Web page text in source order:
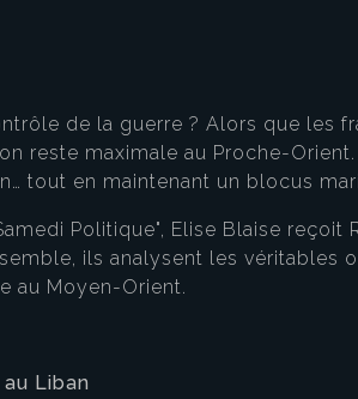
de la guerre ? Alors que les
reste maximale au Proche-
tout en maintenant un blocus
Politique", Elise Blaise
ils analysent les
au Moyen-Orient.
Liban